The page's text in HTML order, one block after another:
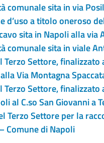
comunale sita in via
d’uso a titolo oneroso
sita in Napoli alla
comunale sita in viale
Settore,
Via Montagna
Settore,
al C.so San Giovanni a
Terzo Settore per la
Comune di Napoli